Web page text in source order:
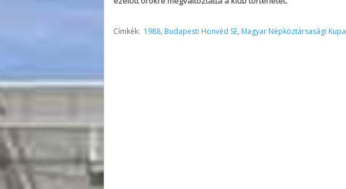
Címkék: 1988, Budapesti Honvéd SE, Magyar Népköztársasági Kupa